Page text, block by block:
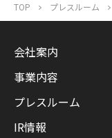
TOP プレスルーム
会社案内
事業内容
プレスルーム
IR情報